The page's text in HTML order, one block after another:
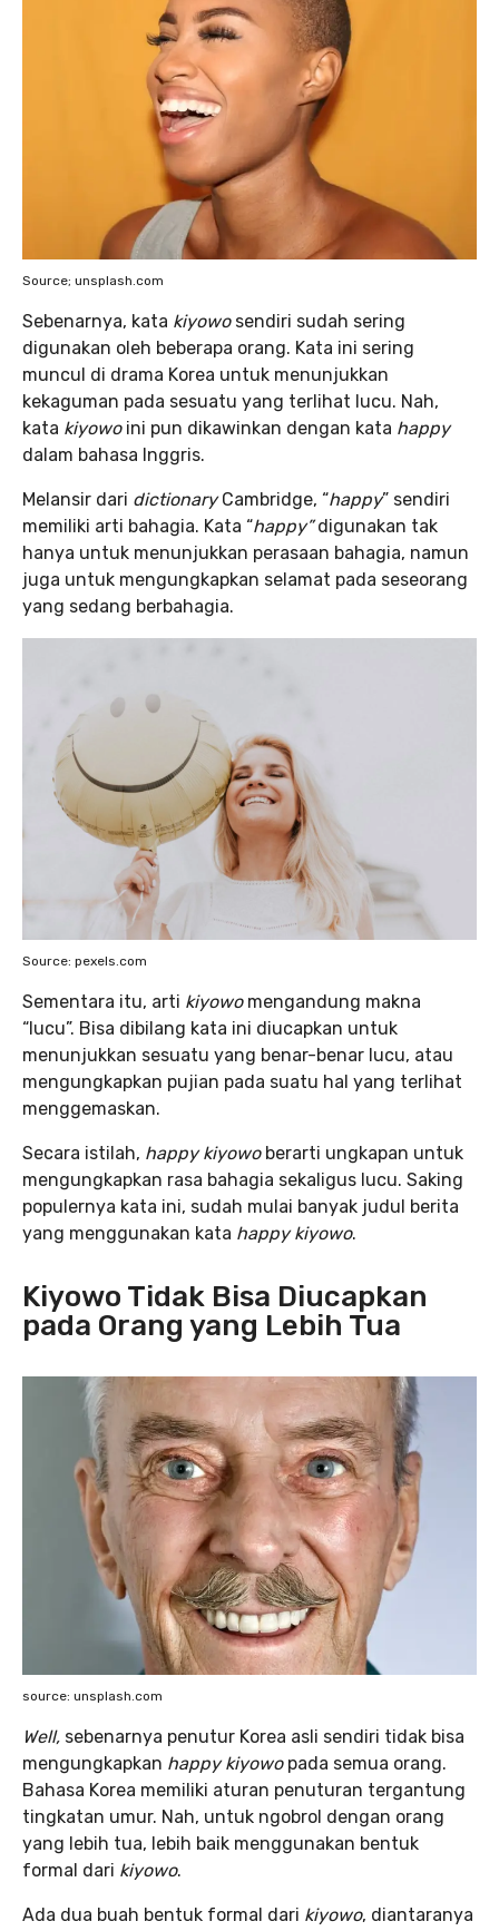
Source; unsplash.com
Sebenarnya, kata kiyowosendiri sudah sering
digunakan oleh beberapa orang. Kata ini sering
muncul di drama Korea untuk menunjukkan
kekaguman pada sesuatu yang terlihat lucu. Nah,
kata kiyowoini pun dikawinkan dengan kata happy
dalam bahasa Inggris.
Melansir dari dictionaryCambridge, “happy” sendiri
memiliki arti bahagia. Kata “happy”digunakan tak
hanya untuk menunjukkan perasaan bahagia, namun
juga untuk mengungkapkan selamat pada seseorang
yang sedang berbahagia.
Source: pexels.com
Sementara itu, arti kiyowomengandung makna
“lucu”. Bisa dibilang kata ini diucapkan untuk
menunjukkan sesuatu yang benar-benar lucu, atau
mengungkapkan pujian pada suatu hal yang terlihat
menggemaskan.
Secara istilah, happy kiyowoberarti ungkapan untuk
mengungkapkan rasa bahagia sekaligus lucu. Saking
populernya kata ini, sudah mulai banyak judul berita
yang menggunakan kata happy kiyowo.
Kiyowo Tidak Bisa Diucapkan
pada Orang yang Lebih Tua
source: unsplash.com
Well, sebenarnya penutur Korea asli sendiri tidak bisa
mengungkapkan happy kiyowopada semua orang.
Bahasa Korea memiliki aturan penuturan tergantung
tingkatan umur. Nah, untuk ngobrol dengan orang
yang lebih tua, lebih baik menggunakan bentuk
formal dari kiyowo.
Ada dua buah bentuk formal dari kiyowo, diantaranya